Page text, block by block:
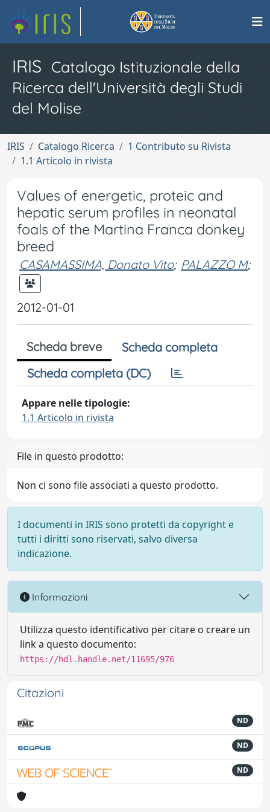
IRIS Catalogo Istituzionale della
Ricerca dell'Università degli Studi
del Molise
IRIS Catalogo Ricerca
1 Contributo su Rivista
1.1 Articolo in rivista
Values of energetic, proteic and
hepatic serum profiles in neonatal
foals of the Martina Franca donkey
breed
CASAMASSIMA, Donato Vito; PALAZZO M;
2012-01-01
Scheda breve
Scheda completa
Scheda completa (DC)
Appare nelle tipologie:
1.1 Articolo in rivista
File in questo prodotto:
Non ci sono file associati a questo prodotto.
I documenti in IRIS sono protetti da copyright e
tutti i diritti sono riservati, salvo diversa
indicazione.
Informazioni
Utilizza questo identificativo per citare o creare un
link a questo documento:
https://hdl.handle.net/11695/976
Citazioni
ND
ND
ND